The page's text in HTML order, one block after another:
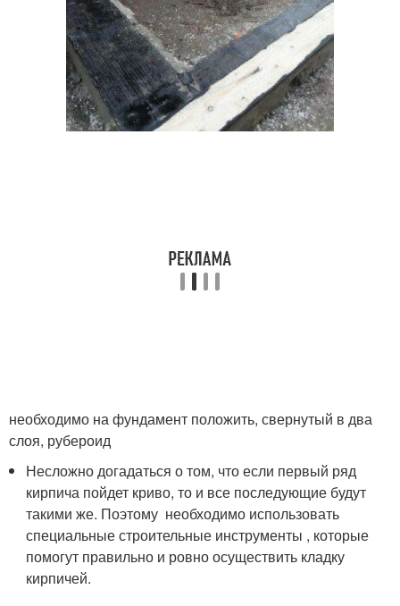
необходимо на фундамент положить, свернутый в два
слоя, рубероид
Несложно догадаться о том, что если первый ряд
кирпича пойдет криво, то и все последующие будут
такими же. Поэтому необходимо использовать
специальные строительные инструменты , которые
помогут правильно и ровно осуществить кладку
кирпичей.